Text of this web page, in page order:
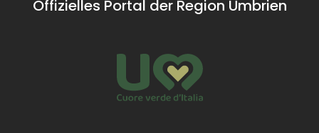
Offizielles Portal der Region Umbrien